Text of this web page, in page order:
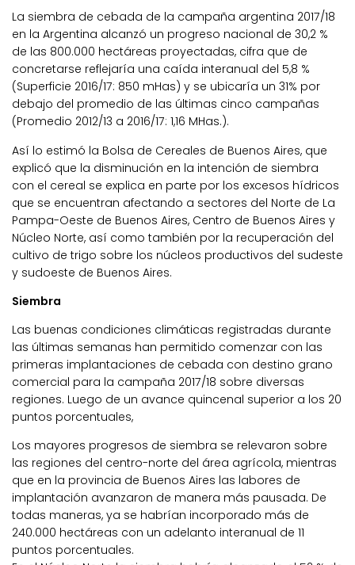
La siembra de cebada de la campaña argentina 2017/18
en la Argentina alcanzó un progreso nacional de 30,2 %
de las 800.000 hectáreas proyectadas, cifra que de
concretarse reflejaría una caída interanual del 5,8 %
(Superficie 2016/17: 850 mHas) y se ubicaría un 31% por
debajo del promedio de las últimas cinco campañas
(Promedio 2012/13 a 2016/17: 1,16 MHas.).
Así lo estimó la Bolsa de Cereales de Buenos Aires, que
explicó que la disminución en la intención de siembra
con el cereal se explica en parte por los excesos hídricos
que se encuentran afectando a sectores del Norte de La
Pampa-Oeste de Buenos Aires, Centro de Buenos Aires y
Núcleo Norte, así como también por la recuperación del
cultivo de trigo sobre los núcleos productivos del sudeste
y sudoeste de Buenos Aires.
Siembra
Las buenas condiciones climáticas registradas durante
las últimas semanas han permitido comenzar con las
primeras implantaciones de cebada con destino grano
comercial para la campaña 2017/18 sobre diversas
regiones. Luego de un avance quincenal superior a los 20
puntos porcentuales,
Los mayores progresos de siembra se relevaron sobre
las regiones del centro-norte del área agrícola, mientras
que en la provincia de Buenos Aires las labores de
implantación avanzaron de manera más pausada. De
todas maneras, ya se habrían incorporado más de
240.000 hectáreas con un adelanto interanual de 11
puntos porcentuales.